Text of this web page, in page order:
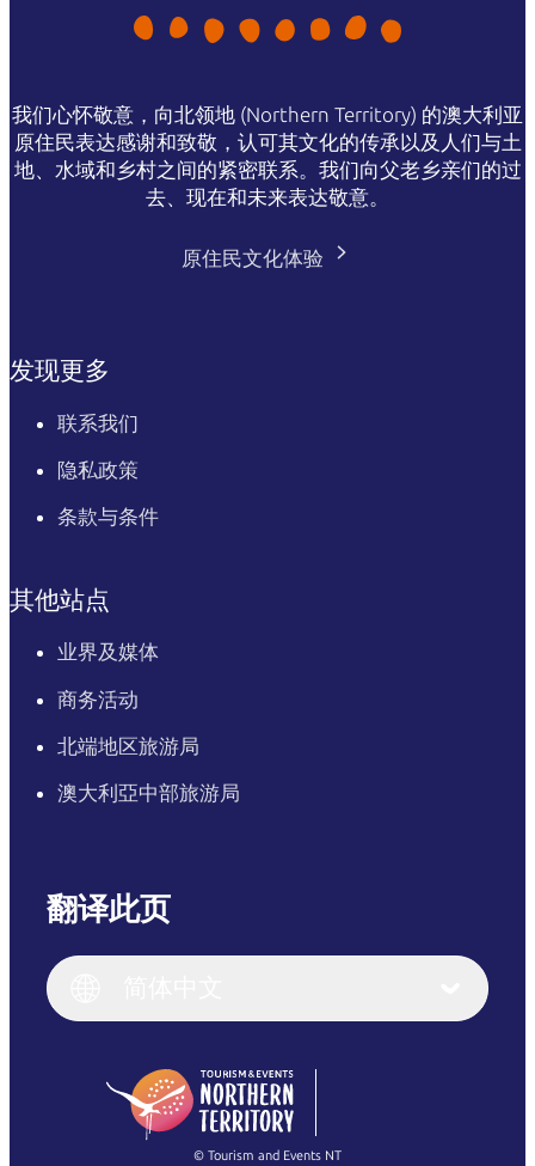
我们心怀敬意，向北领地 (Northern Territory) 的澳大利亚
原住民表达感谢和致敬，认可其文化的传承以及人们与土
地、水域和乡村之间的紧密联系。我们向父老乡亲们的过
去、现在和未来表达敬意。
原住民文化体验
发现更多
联系我们
隐私政策
条款与条件
其他站点
业界及媒体
商务活动
北端地区旅游局
澳大利亞中部旅游局
翻译此页
English (US)
English
(Singapore)
Français
繁體中文
© Tourism and Events NT